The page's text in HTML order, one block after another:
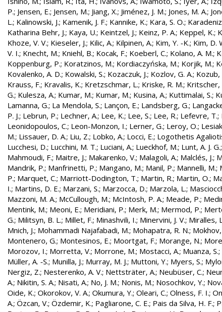
P.; Jensen, E.; Jensen, M.; Jiang, X.; Jiménez, J. M.; Jones, M. A.;
L.; Kalinowski, J.; Kamenik, J. F.; Kannike, K.; Kara, S. O.;
Katharina Behr, J.; Kaya, U.; Keintzel, J.; Keinz, P. A.; Keppel, K.;
Khoze, V. V.; Kieseler, J.; Kilic, A.; Kilpinen, A.; Kim, Y. -K.; Kim, D.
V. I.; Knecht, M.; Kniehl, B.; Kocak, F.; Koeberl, C.; Kolano, A. M.;
Koppenburg, P.; Koratzinos, M.; Kordiaczyńska, M.; Korjik, M.;
Kovalenko, A. D.; Kowalski, S.; Kozaczuk, J.; Kozlov, G. A.; Kozub,
Krauss, F.; Kravalis, K.; Kretzschmar, L.; Kriske, R. M.; Kritscher,
G.; Kulesza, A.; Kumar, M.; Kumar, M.; Kusina, A.; Kuttimalai, S.;
Lamanna, G.; La Mendola, S.; Lançon, E.; Landsberg, G.;
P. J.; Lebrun, P.; Lechner, A.; Lee, K.; Lee, S.; Lee, R.; Lefevre, T.;
Leonidopoulos, C.; Leon-Monzon, I.; Lerner, G.; Leroy, O.;
M.; Lissauer, D. A.; Liu, Z.; Lobko, A.; Locci, E.; Logothetis
Lucchesi, D.; Lucchini, M. T.; Luciani, A.; Lueckhof, M.; Lunt, A. J. G.
Mahmoudi, F.; Maitre, J.; Makarenko, V.; Malagoli, A.; Malclés, J.;
Mandrik, P.; Manfrinetti, P.; Mangano, M.; Manil, P.; Mannelli, M.;
P.; Marquet, C.; Marriott-Dodington, T.; Martin, R.; Martin, O.;
I.; Martins, D. E.; Marzani, S.; Marzocca, D.; Marzola, L.;
Mazzoni, M. A.; McCullough, M.; McIntosh, P. A.; Meade, P.;
Mentink, M.; Meoni, E.; Meridiani, P.; Merk, M.; Mermod, P.;
G.; Militsyn, B. L.; Millet, F.; Minashvili, I.; Minervini, J. V.; Miralles,
Mnich, J.; Mohammadi Najafabadi, M.; Mohapatra, R. N.;
Montenero, G.; Montesinos, E.; Moortgat, F.; Morange, N.;
Morozov, I.; Morretta, V.; Morrone, M.; Mostacci, A.; Muanza, S.;
Müller, A. -S.; Munilla, J.; Murray, M. J.; Muttoni, Y.; Myers, S.;
Nergiz, Z.; Nesterenko, A. V.; Nettsträter, A.; Neubüser, C.;
A.; Nikitin, S. A.; Nisati, A.; No, J. M.; Nonis, M.; Nosochkov, Y.;
Oide, K.; Okorokov, V. A.; Okumura, Y.; Oleari, C.; Olness, F. I.;
A.; Özcan, V.; Özdemir, K.; Pagliarone, C. E.; Pais da Silva, H. F.;